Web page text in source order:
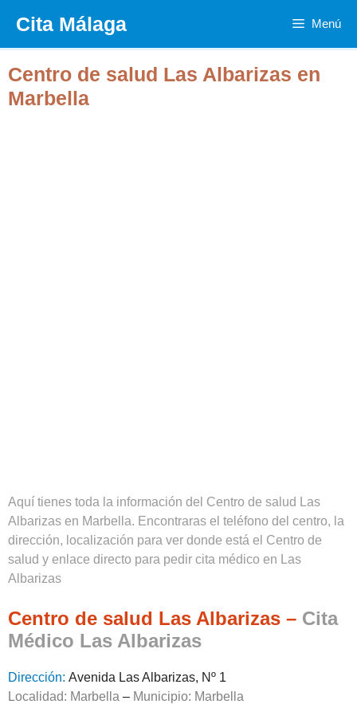
contenido
Cita Málaga Menú
Centro de salud Las Albarizas en
Marbella
Aquí tienes toda la información del Centro de salud Las
Albarizas en Marbella. Encontraras el teléfono del centro, la
dirección, localización para ver donde está el Centro de
salud y enlace directo para pedir cita médico en Las
Albarizas
Centro de salud Las Albarizas – Cita
Médico Las Albarizas
Dirección: Avenida Las Albarizas, Nº 1
Localidad: Marbella – Municipio: Marbella